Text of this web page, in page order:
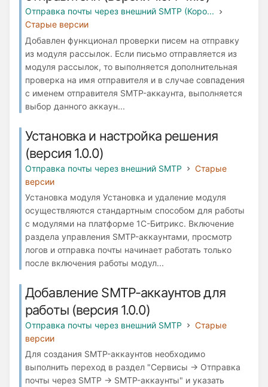
Отправка почты через внешний SMTP (Коро...
Старые версии
Добавлен функционал проверки писем на отправку
из модуля рассылок. Если письмо отправляется из
модуля рассылок, то выполняется дополнительная
проверка на имя отправителя и в случае совпадения
с именем отправителя SMTP-аккаунта, выполняется
выбор данного аккаун...
Установка и настройка решения
(версия 1.0.0)
Отправка почты через внешний SMTP
Старые
версии
Установка модуля Установка и удаление модуля
осуществляются стандартным способом для работы
с модулями на платформе 1С-Битрикс. Включение
раздела управления SMTP-аккаунтами, просмотр
логов и отправка почты начинает работать только
после включения работы модул...
Добавление SMTP-аккаунтов для
работы (версия 1.0.0)
Отправка почты через внешний SMTP
Старые
версии
Для создания SMTP-аккаунтов необходимо
выполнить переход в раздел "Сервисы → Отправка
почты через SMTP → SMTP-аккаунты" и указать